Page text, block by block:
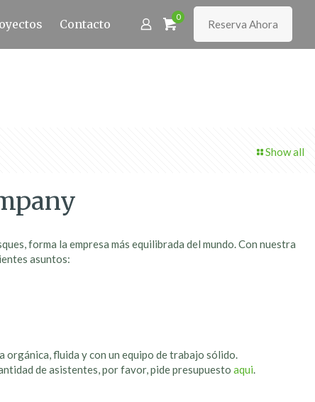
Contacto
0
Reserva Ahora
Show all
forma la empresa más equilibrada del mundo. Con nuestra
asuntos:
orgánica, fluida y con un equipo de trabajo sólido.
de asistentes, por favor, pide presupuesto aqui.